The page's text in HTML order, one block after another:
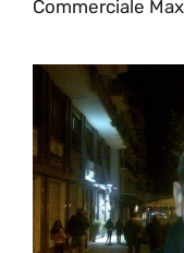
Commerciale